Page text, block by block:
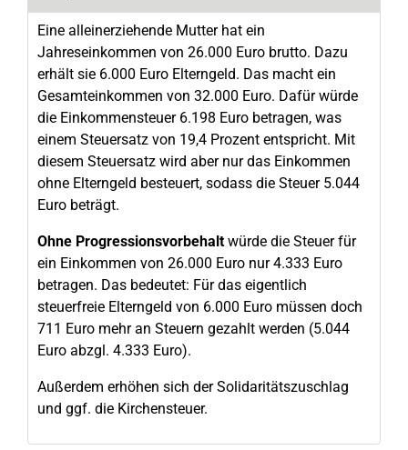
Eine alleinerziehende Mutter hat ein
Jahreseinkommen von 26.000 Euro brutto. Dazu
erhält sie 6.000 Euro Elterngeld. Das macht ein
Gesamteinkommen von 32.000 Euro. Dafür würde
die Einkommensteuer 6.198 Euro betragen, was
einem Steuersatz von 19,4 Prozent entspricht. Mit
diesem Steuersatz wird aber nur das Einkommen
ohne Elterngeld besteuert, sodass die Steuer 5.044
Euro beträgt.
Ohne Progressionsvorbehaltwürde die Steuer für
ein Einkommen von 26.000 Euro nur 4.333 Euro
betragen. Das bedeutet: Für das eigentlich
steuerfreie Elterngeld von 6.000 Euro müssen doch
711 Euro mehr an Steuern gezahlt werden (5.044
Euro abzgl. 4.333 Euro).
Außerdem erhöhen sich der Solidaritätszuschlag
und ggf. die Kirchensteuer.